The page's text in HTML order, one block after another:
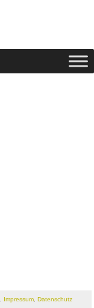
Impressum ,Datenschutz